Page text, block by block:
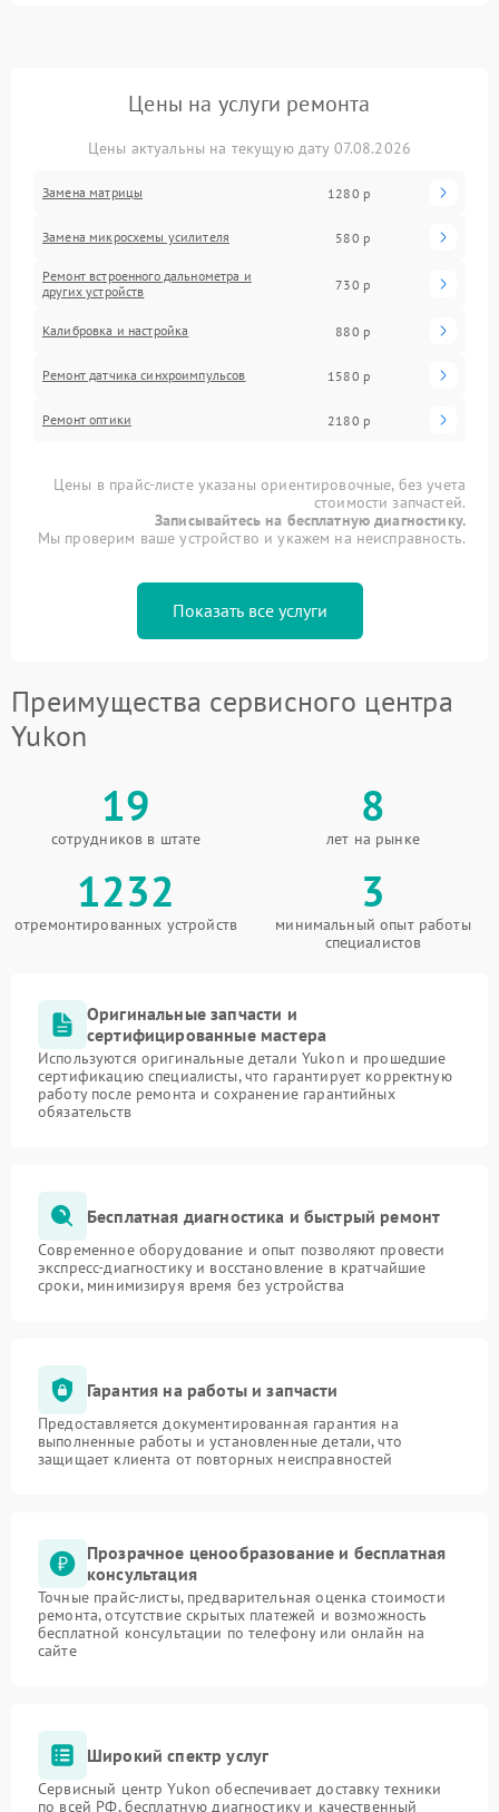
Цены на услуги ремонта
Цены актуальны на текущую дату 07.08.2026
Замена матрицы 1280 р
Замена микросхемы усилителя 580 р
Ремонт встроенного дальнометра и
других устройств
730 р
Калибровка и настройка 880 р
Ремонт датчика синхроимпульсов 1580 р
Ремонт оптики 2180 р
Цены в прайс-листе указаны ориентировочные, без учета
стоимости запчастей.
Записывайтесь на бесплатную диагностику.
Мы проверим ваше устройство и укажем на неисправность.
Показать все услуги
Преимущества сервисного центра
Yukon
19
сотрудников в штате
8
лет на рынке
1232
отремонтированных устройств
3
минимальный опыт работы
специалистов
Оригинальные запчасти и
сертифицированные мастера
Используются оригинальные детали Yukon и прошедшие
сертификацию специалисты, что гарантирует корректную
работу после ремонта и сохранение гарантийных
обязательств
Бесплатная диагностика и быстрый ремонт
Современное оборудование и опыт позволяют провести
экспресс-диагностику и восстановление в кратчайшие
сроки, минимизируя время без устройства
Гарантия на работы и запчасти
Предоставляется документированная гарантия на
выполненные работы и установленные детали, что
защищает клиента от повторных неисправностей
Прозрачное ценообразование и бесплатная
консультация
Точные прайс-листы, предварительная оценка стоимости
ремонта, отсутствие скрытых платежей и возможность
бесплатной консультации по телефону или онлайн на
сайте
Широкий спектр услуг
Сервисный центр Yukon обеспечивает доставку техники
по всей РФ, бесплатную диагностику и качественный